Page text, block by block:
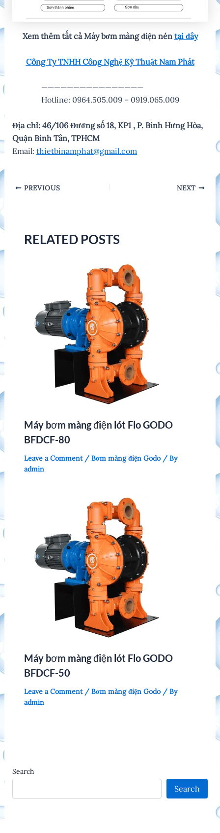
Search
Search
Xem thêm tất cả Máy bơm màng điện nén tại đây
Công Ty TNHH Công Nghệ Kỹ Thuật Nam Phát
————————————————
Hotline: 0964.505.009 – 0919.065.009
Địa chỉ: 46/106 Đường số 18, KP1 , P. Bình Hưng Hòa,
Quận Bình Tân, TPHCM
Email: thietbinamphat@gmail.com
Post PREVIOUS NEXT
RELATED POSTS
Máy bơm màng điện lót Flo GODO
BFDCF-80
Leave a Comment / Bơm màng điện Godo/ By
admin
Máy bơm màng điện lót Flo GODO
BFDCF-50
Leave a Comment / Bơm màng điện Godo/ By
admin